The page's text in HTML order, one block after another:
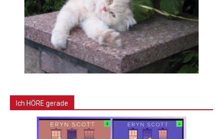
Ich HÖRE gerade